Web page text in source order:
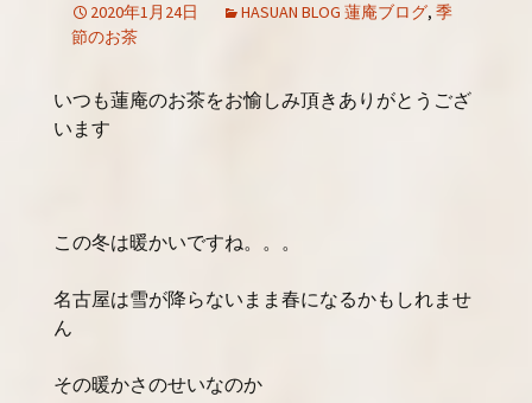
2020年1月24日 HASUAN BLOG 蓮庵ブログ, 季
節のお茶
いつも蓮庵のお茶をお愉しみ頂きありがとうござ
います
この冬は暖かいですね。。。
名古屋は雪が降らないまま春になるかもしれませ
ん
その暖かさのせいなのか